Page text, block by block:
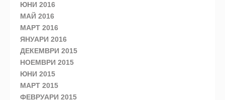
ЮНИ 2016
МАЙ 2016
МАРТ 2016
ЯНУАРИ 2016
ДЕКЕМВРИ 2015
НОЕМВРИ 2015
ЮНИ 2015
МАРТ 2015
ФЕВРУАРИ 2015